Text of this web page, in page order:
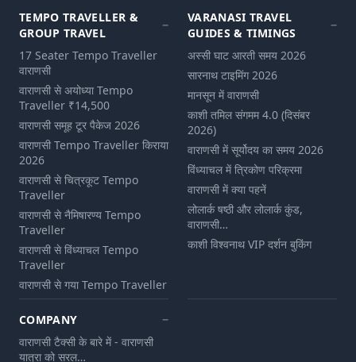
TEMPO TRAVELLER &
GROUP TRAVEL
17 Seater Tempo Traveller
वाराणसी
वाराणसी से अयोध्या Tempo
Traveller ₹14,500
वाराणसी समूह टूर पैकेज 2026
वाराणसी Tempo Traveller किराया
2026
वाराणसी से चित्रकूट Tempo
Traveller
वाराणसी से नैमिषारण्य Tempo
Traveller
वाराणसी से विंध्याचल Tempo
Traveller
वाराणसी से गया Tempo Traveller
VARANASI TRAVEL
GUIDES & TIMINGS
अस्सी घाट आरती समय 2026
सारनाथ टाइमिंग 2026
मानसून में वाराणसी
काशी तमिल संगमम 4.0 (दिसंबर
2026)
वाराणसी में सूर्योदय का समय 2026
विंध्याचल में त्रिकोण परिक्रमा
वाराणसी में क्या पहनें
लोलार्क षष्ठी और लोलार्क कुंड,
वाराणसी…
काशी विश्वनाथ VIP दर्शन बुकिंग
COMPANY
वाराणसी टैक्सी के बारे में - वाराणसी
यात्रा को सरल…